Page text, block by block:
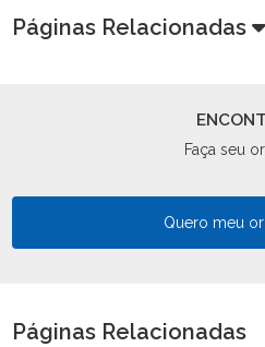
Páginas Relacionadas
Faça seu
Quero meu
Páginas Relacionadas